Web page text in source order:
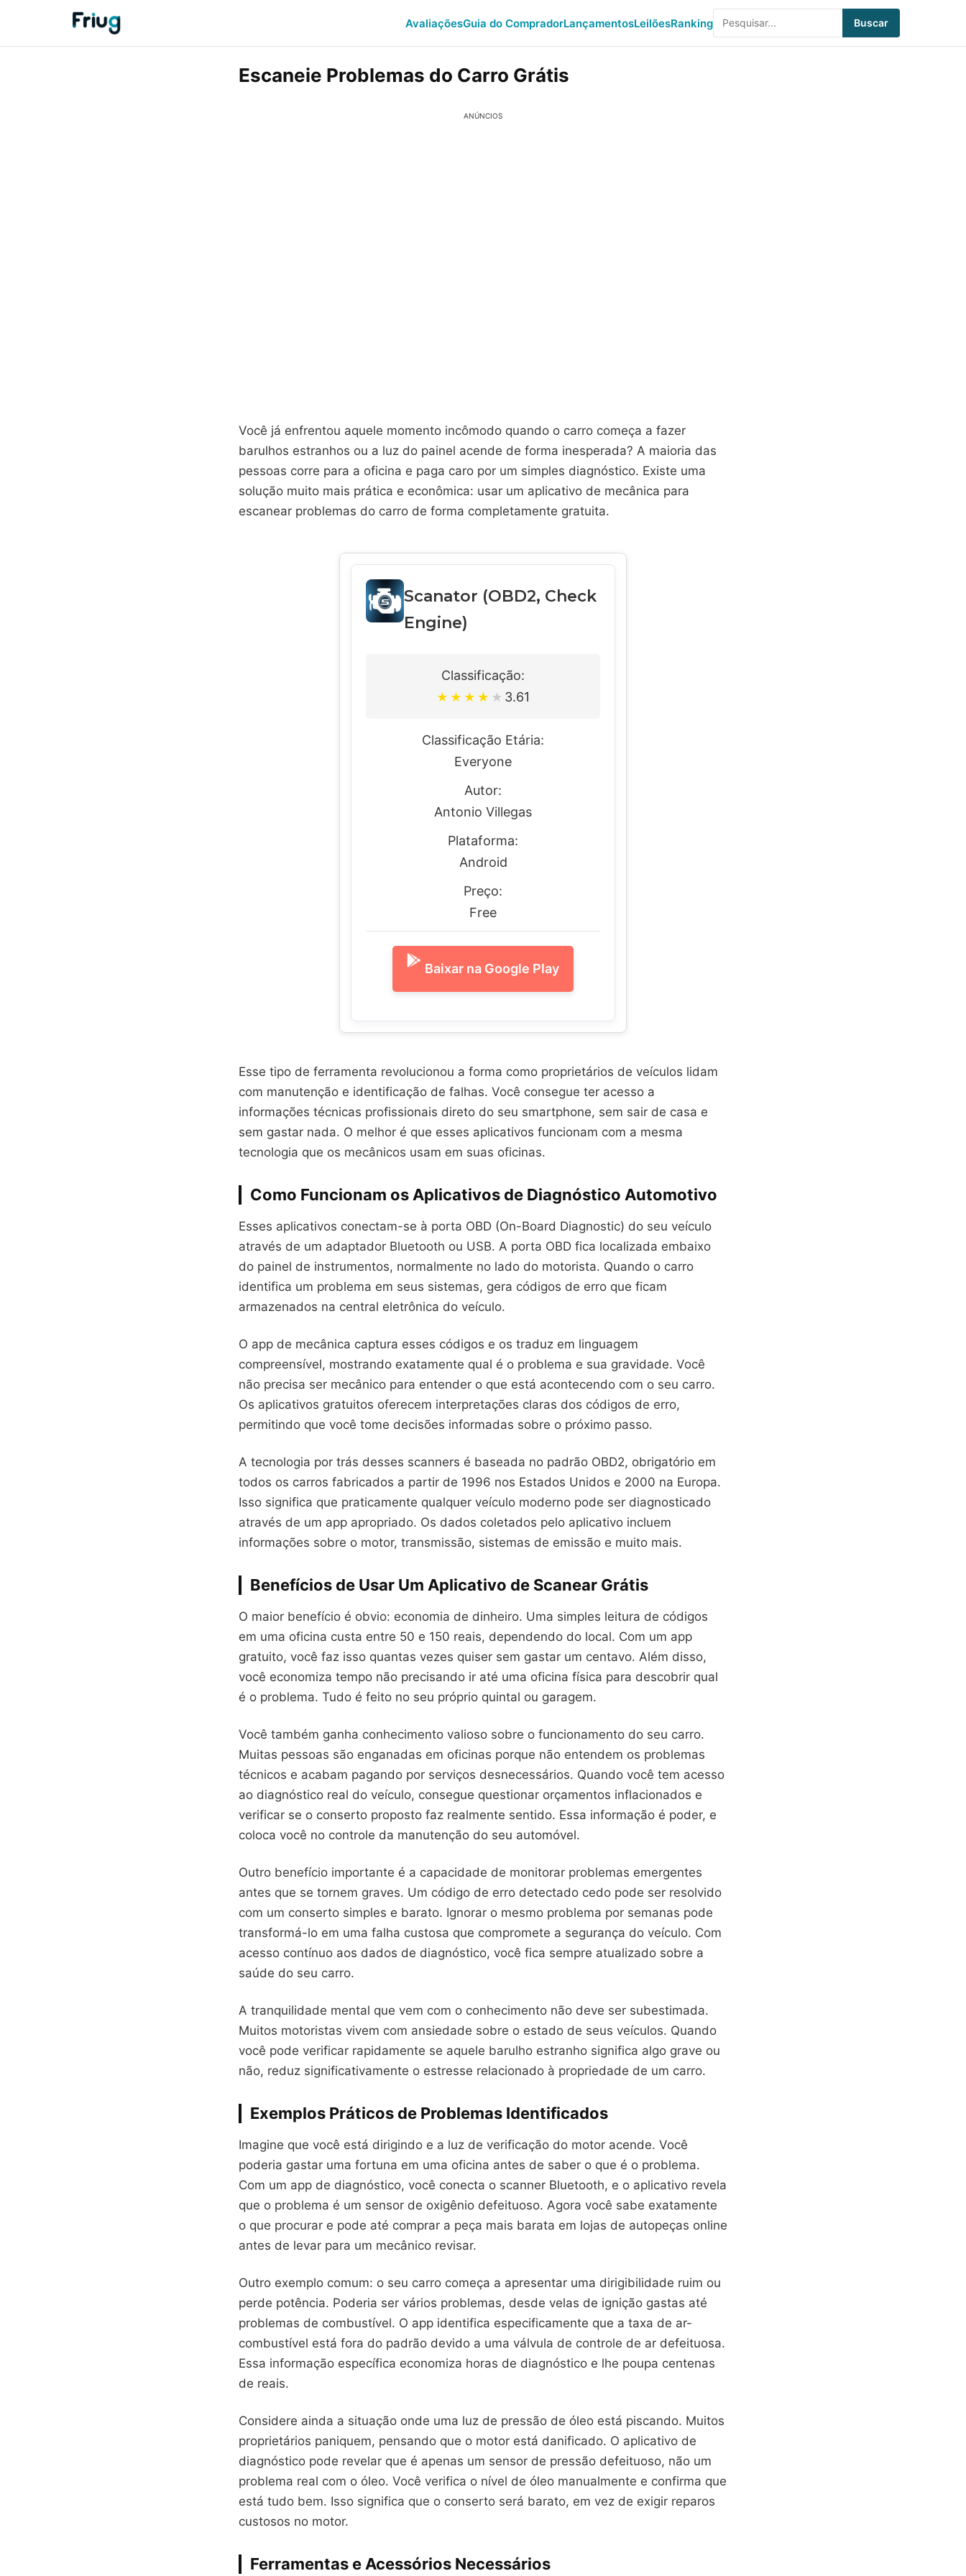
AvaliaçõesGuia do CompradorLançamentosLeilõesRanking Buscar
Escaneie Problemas do Carro Grátis
ANÚNCIOS
Você já enfrentou aquele momento incômodo quando o carro começa a fazer
barulhos estranhos ou a luz do painel acende de forma inesperada? A maioria das
pessoas corre para a oficina e paga caro por um simples diagnóstico. Existe uma
solução muito mais prática e econômica: usar um aplicativo de mecânica para
escanear problemas do carro de forma completamente gratuita.
Scanator (OBD2, Check
Engine)
Classificação:
★ ★ ★ ★ ★ 3.61
Classificação Etária:
Everyone
Autor:
Antonio Villegas
Plataforma:
Android
Preço:
Free
Baixar na Google Play
Esse tipo de ferramenta revolucionou a forma como proprietários de veículos lidam
com manutenção e identificação de falhas. Você consegue ter acesso a
informações técnicas profissionais direto do seu smartphone, sem sair de casa e
sem gastar nada. O melhor é que esses aplicativos funcionam com a mesma
tecnologia que os mecânicos usam em suas oficinas.
Como Funcionam os Aplicativos de Diagnóstico Automotivo
Esses aplicativos conectam-se à porta OBD (On-Board Diagnostic) do seu veículo
através de um adaptador Bluetooth ou USB. A porta OBD fica localizada embaixo
do painel de instrumentos, normalmente no lado do motorista. Quando o carro
identifica um problema em seus sistemas, gera códigos de erro que ficam
armazenados na central eletrônica do veículo.
O app de mecânica captura esses códigos e os traduz em linguagem
compreensível, mostrando exatamente qual é o problema e sua gravidade. Você
não precisa ser mecânico para entender o que está acontecendo com o seu carro.
Os aplicativos gratuitos oferecem interpretações claras dos códigos de erro,
permitindo que você tome decisões informadas sobre o próximo passo.
A tecnologia por trás desses scanners é baseada no padrão OBD2, obrigatório em
todos os carros fabricados a partir de 1996 nos Estados Unidos e 2000 na Europa.
Isso significa que praticamente qualquer veículo moderno pode ser diagnosticado
através de um app apropriado. Os dados coletados pelo aplicativo incluem
informações sobre o motor, transmissão, sistemas de emissão e muito mais.
Benefícios de Usar Um Aplicativo de Scanear Grátis
O maior benefício é obvio: economia de dinheiro. Uma simples leitura de códigos
em uma oficina custa entre 50 e 150 reais, dependendo do local. Com um app
gratuito, você faz isso quantas vezes quiser sem gastar um centavo. Além disso,
você economiza tempo não precisando ir até uma oficina física para descobrir qual
é o problema. Tudo é feito no seu próprio quintal ou garagem.
Você também ganha conhecimento valioso sobre o funcionamento do seu carro.
Muitas pessoas são enganadas em oficinas porque não entendem os problemas
técnicos e acabam pagando por serviços desnecessários. Quando você tem acesso
ao diagnóstico real do veículo, consegue questionar orçamentos inflacionados e
verificar se o conserto proposto faz realmente sentido. Essa informação é poder, e
coloca você no controle da manutenção do seu automóvel.
Outro benefício importante é a capacidade de monitorar problemas emergentes
antes que se tornem graves. Um código de erro detectado cedo pode ser resolvido
com um conserto simples e barato. Ignorar o mesmo problema por semanas pode
transformá-lo em uma falha custosa que compromete a segurança do veículo. Com
acesso contínuo aos dados de diagnóstico, você fica sempre atualizado sobre a
saúde do seu carro.
A tranquilidade mental que vem com o conhecimento não deve ser subestimada.
Muitos motoristas vivem com ansiedade sobre o estado de seus veículos. Quando
você pode verificar rapidamente se aquele barulho estranho significa algo grave ou
não, reduz significativamente o estresse relacionado à propriedade de um carro.
Exemplos Práticos de Problemas Identificados
Imagine que você está dirigindo e a luz de verificação do motor acende. Você
poderia gastar uma fortuna em uma oficina antes de saber o que é o problema.
Com um app de diagnóstico, você conecta o scanner Bluetooth, e o aplicativo revela
que o problema é um sensor de oxigênio defeituoso. Agora você sabe exatamente
o que procurar e pode até comprar a peça mais barata em lojas de autopeças online
antes de levar para um mecânico revisar.
Outro exemplo comum: o seu carro começa a apresentar uma dirigibilidade ruim ou
perde potência. Poderia ser vários problemas, desde velas de ignição gastas até
problemas de combustível. O app identifica especificamente que a taxa de ar-
combustível está fora do padrão devido a uma válvula de controle de ar defeituosa.
Essa informação específica economiza horas de diagnóstico e lhe poupa centenas
de reais.
Considere ainda a situação onde uma luz de pressão de óleo está piscando. Muitos
proprietários paniquem, pensando que o motor está danificado. O aplicativo de
diagnóstico pode revelar que é apenas um sensor de pressão defeituoso, não um
problema real com o óleo. Você verifica o nível de óleo manualmente e confirma que
está tudo bem. Isso significa que o conserto será barato, em vez de exigir reparos
custosos no motor.
Ferramentas e Acessórios Necessários